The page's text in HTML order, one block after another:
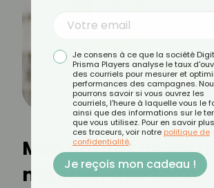
Mon enfant ne veut
manger, que faire ?
Je consens à ce que la société
Prisma Players analyse le taux
des courriels pour mesurer et
performances des campagnes.
pourrons savoir si vous ouvrez les
courriels, l'heure à laquelle vous le
ainsi que des informations sur le
que vous utilisez. Pour en savoir
ces traceurs, voir notre politique de
confidentialité.
Je reçois mon cadeau !